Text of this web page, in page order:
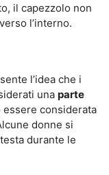
il capezzolo non
l’interno.
l’idea che i
una parte
essere considerata
donne si
durante le